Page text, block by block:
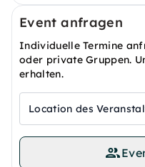
Event anfragen
Individuelle Termine
oder private Gruppen.
erhalten.
Location des